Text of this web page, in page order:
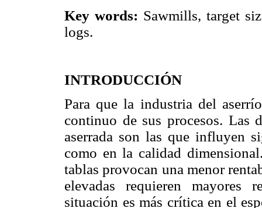
Key words: Sawmills, target
logs.
INTRODUCCIÓN
Para que la industria del
continuo de sus procesos. Las
aserrada son las que influyen
como en la calidad
tablas provocan una menor
elevadas requieren mayores
situación es más crítica en el